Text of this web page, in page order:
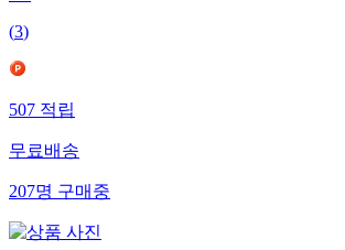
4.7
(3)
507적립
무료배송
207명구매중